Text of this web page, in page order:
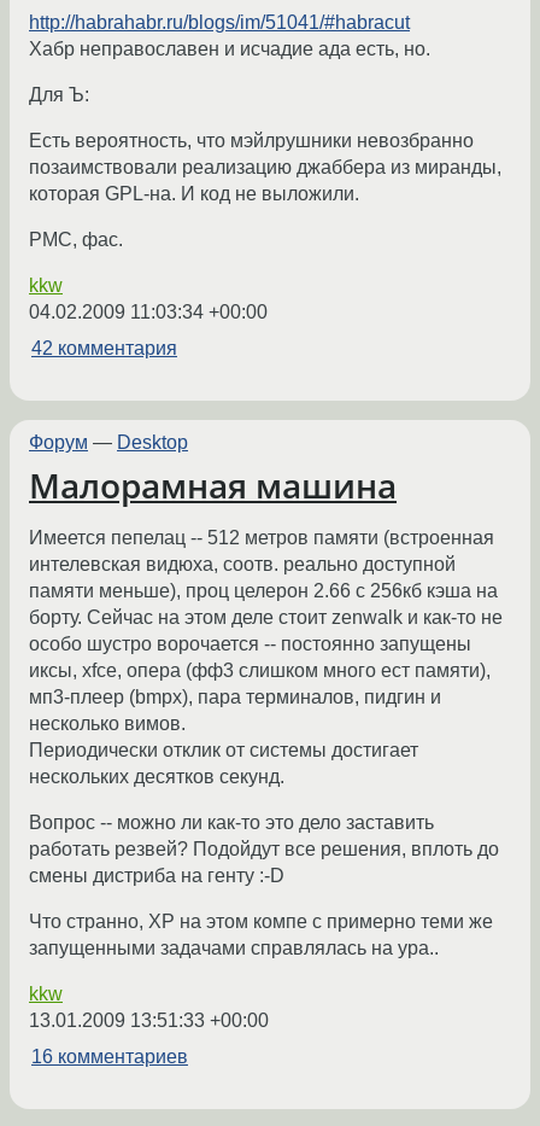
http://habrahabr.ru/blogs/im/51041/#habracut
Хабр неправославен и исчадие ада есть, но.
Для Ъ:
Есть вероятность, что мэйлрушники невозбранно
позаимствовали реализацию джаббера из миранды,
которая GPL-на. И код не выложили.
РМС, фас.
kkw
04.02.2009 11:03:34 +00:00
42 комментария
Форум — Desktop
Малорамная машина
Имеется пепелац -- 512 метров памяти (встроенная
интелевская видюха, соотв. реально доступной
памяти меньше), проц целерон 2.66 с 256кб кэша на
борту. Сейчас на этом деле стоит zenwalk и как-то не
особо шустро ворочается -- постоянно запущены
иксы, xfce, опера (фф3 слишком много ест памяти),
мп3-плеер (bmpx), пара терминалов, пидгин и
несколько вимов.
Периодически отклик от системы достигает
нескольких десятков секунд.
Вопрос -- можно ли как-то это дело заставить
работать резвей? Подойдут все решения, вплоть до
смены дистриба на генту :-D
Что странно, XP на этом компе с примерно теми же
запущенными задачами справлялась на ура..
kkw
13.01.2009 13:51:33 +00:00
16 комментариев